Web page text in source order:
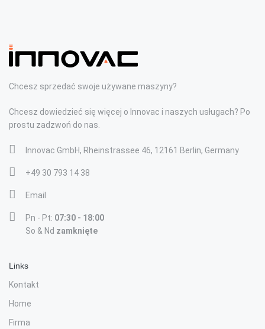
Chcesz sprzedać swoje używane maszyny?
Chcesz dowiedzieć się więcej o Innovac i naszych usługach? Po
prostu zadzwoń do nas.
Innovac GmbH, Rheinstrassee 46, 12161 Berlin, Germany
+49 30 793 14 38
Email
Pn - Pt: 07:30 - 18:00
So & Nd zamknięte
Links
Kontakt
Home
Firma